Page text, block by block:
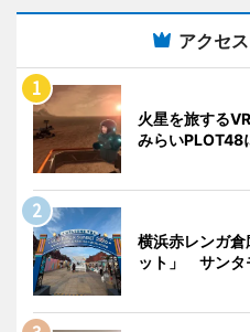
アクセ
火星を旅する
みらいPLOT48
横浜赤レンガ
ット」 サンタ